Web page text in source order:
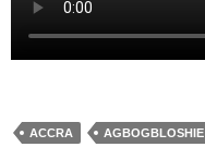
ACCRA AGBOGBLOSHIE